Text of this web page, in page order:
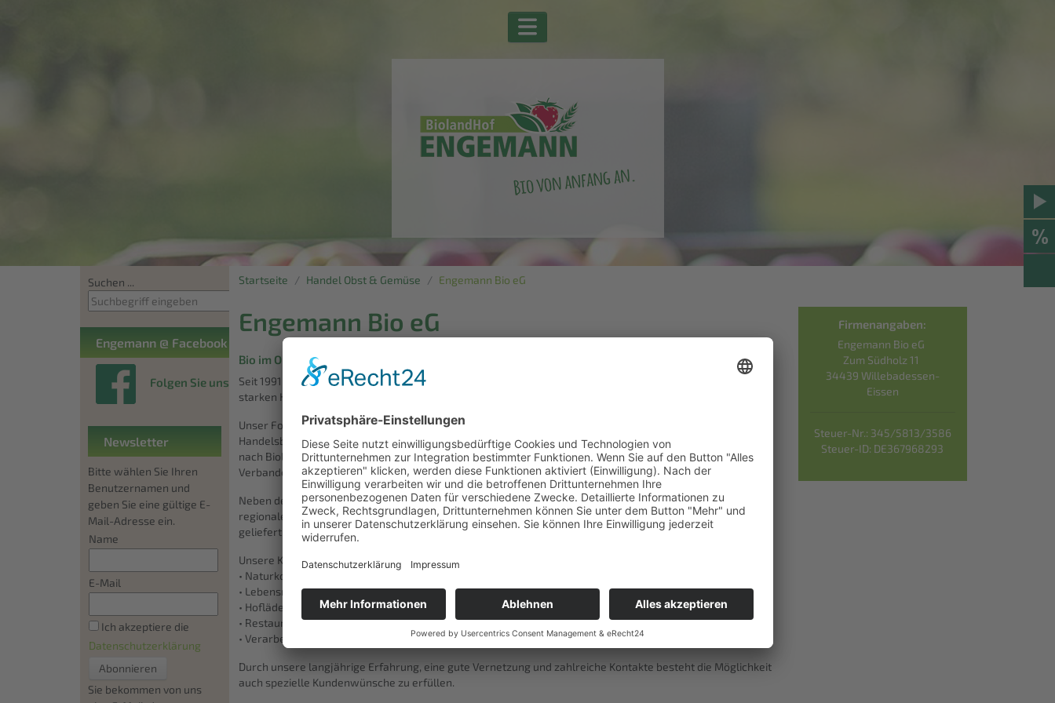
Suchen ...
Engemann @ Facebook
Folgen Sie uns
Newsletter
Bitte wählen Sie Ihren
Benutzernamen und
geben Sie eine gültige E-
Mail-Adresse ein.
Name
E-Mail
Ich akzeptiere die
Datenschutzerklärung
Sie bekommen von uns
Startseite Handel Obst & Gemüse Engemann Bio eG
Engemann Bio eG
Bio im Obst- und Gemüsehandel
Seit 1991 hat sich die Engemann Bio eG
starken Handelspartner im Bereich ökologischer Lebensmittel entwickelt.
Unser Fokus liegt von Anfang an auf Regionalität, nachhaltig angebauten Lebensmitteln und fairen
Handelsbeziehungen. Wir sind Mitglied im FairBio-Verein und bei Lippequalität und bauen unsere Produkte
nach Bioland-Richtlinien an. Als BiolandHof stehen wir hinter den Gedanken und Prinzipien des Bioland
Verbandes.
Neben dem Verkauf der selbst erzeugten Produkte habe wir seit vielen Jahren Anbauabsprachen mit
regionalen Erzeugern. Die Produkte der Landwirte werden hier in Eissen erfasst und an unsere Kunden
geliefert.
Unsere Kunden sind:
• Naturkostgroßhändler
• Lebensmitteleinzelhandel
• Hofläden, Bioläden
• Restaurants, Caterer, Großküchen
• Verarbeiter
Durch unsere langjährige Erfahrung, eine gute Vernetzung und zahlreiche Kontakte besteht die Möglichkeit
auch spezielle Kundenwünsche zu erfüllen.
Firmenangaben:
Engemann Bio eG
Zum Südholz 11
34439 Willebadessen-
Eissen
Steuer-Nr.: 345/5813/3586
Steuer-ID: DE367968293